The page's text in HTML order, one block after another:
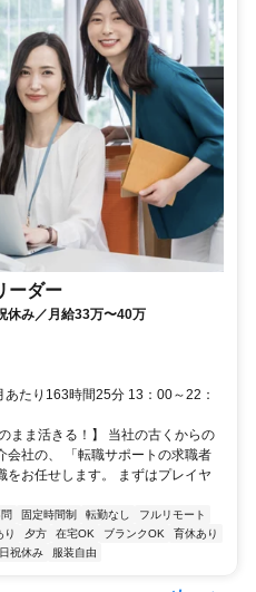
ーダー
休み／月給33万〜40万
たり163時間25分 13：00～22：
まま活きる！】 当社の古くからの
会社の、 「転職サポートの求職者
をお任せします。 まずはプレイヤ
固定時間制 転勤なし
フルリモート
り 夕方 在宅OK ブランクOK
育休あり
祝休み 服装自由